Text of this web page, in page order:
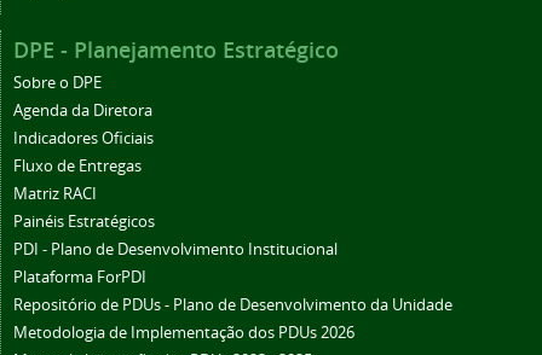
DPE - Planejamento Estratégico
Sobre o DPE
Agenda da Diretora
Indicadores Oficiais
Fluxo de Entregas
Matriz RACI
Painéis Estratégicos
PDI - Plano de Desenvolvimento Institucional
Plataforma ForPDI
Repositório de PDUs - Plano de Desenvolvimento da Unidade
Metodologia de Implementação dos PDUs 2026